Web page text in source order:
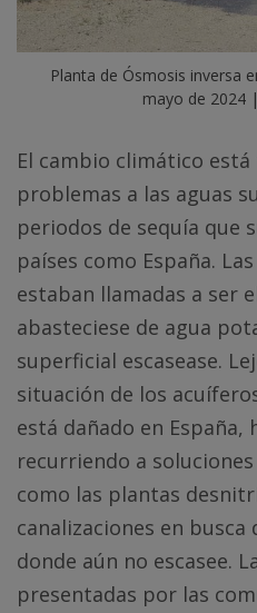
Planta de Ósmosis inversa
mayo de 2024
El cambio climático
problemas a las aguas
periodos de sequía que
países como España.
estaban llamadas a ser
abasteciese de agua
superficial escasease.
situación de los
está dañado en España,
recurriendo a
como las plantas
canalizaciones en
donde aún no escasee.
presentadas por las